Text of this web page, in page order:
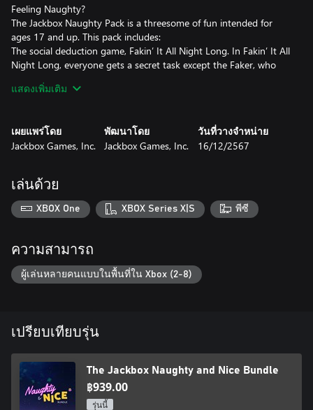
Feeling Naughty?
The Jackbox Naughty Pack is a threesome of fun intended for
ages 17 and up. This pack includes:
The social deduction game, Fakin’ It All Night Long. In Fakin’ It All
Night Long, everyone gets a secret task except the Faker, who
Choose between same room or remote play modes, depending
Dirty Drawful, players are given wild prompts and must do their
best to draw them. Then, everyone takes turns trying to figure
The not-so-serious and oh-so-sexy presentation game, Let Me
Finish. In Let Me Finish, players must take a stance on questions
like, “Where is the mailbox’s butt?” or “How does this avocado
get aroused?” Choose between Quick Mode or Debate Mode to
The Jackbox Naughty and Nice Bundle supports anywhere from 2
to10 players and up to 10,000 audience members who can
The Jackbox Naughty and Nice Bundle is here to delight both the
devil and angel on your shoulder! Who will you listen to first?
แสดงเพิ่มเติม
เผยแพร่โดย
Jackbox Games, Inc.
พัฒนาโดย
Jackbox Games, Inc.
วันที่วางจำหน่าย
16/12/2567
เล่นด้วย
XBOX One XBOX Series X|S พีซี
ความสามารถ
ผู้เล่นหลายคนแบบในพื้นที่ใน Xbox (2-8)
เปรียบเทียบรุ่น
The Jackbox Naughty and Nice Bundle
฿939.00
รุ่นนี้